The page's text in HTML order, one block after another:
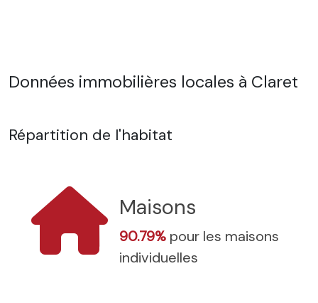
Données immobilières locales à Claret
Répartition de l'habitat
Maisons
90.79% pour les maisons
individuelles